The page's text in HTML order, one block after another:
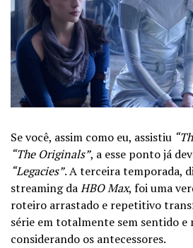
Se você, assim como eu, assistiu
“The Originals”, a esse ponto já
“Legacies”. A terceira temporada,
streaming daHBO Max, foi uma
roteiro arrastado e repetitivo
série em totalmente sem sentido e
considerando os antecessores.